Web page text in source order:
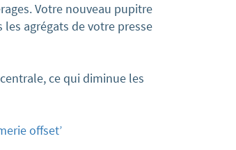
Votre nouveau pupitre
agrégats de votre presse
ce qui diminue les
offset’